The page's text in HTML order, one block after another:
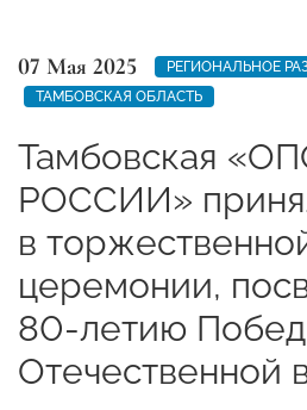
07 Мая 2025
РЕГИОНАЛЬНОЕ
ТАМБОВСКАЯ ОБЛАСТЬ
Тамбовская
РОССИИ»
в
церемонии,
80-летию
Отечественной